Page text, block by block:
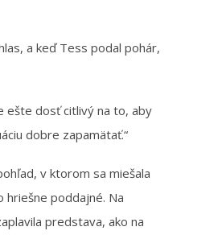
a keď Tess podal pohár,
ešte dosť citlivý na to, aby
dobre zapamätať.“
v ktorom sa miešala
hriešne poddajné. Na
predstava, ako na